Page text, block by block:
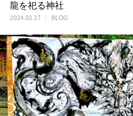
龍を祀る神社
2024.02.27 BLOG